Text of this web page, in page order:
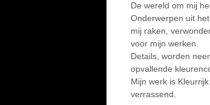
De wereld om mij
Onderwerpen uit
mij raken,
voor mijn werken.
Details, worden
opvallende
Mijn werk is
verrassend.